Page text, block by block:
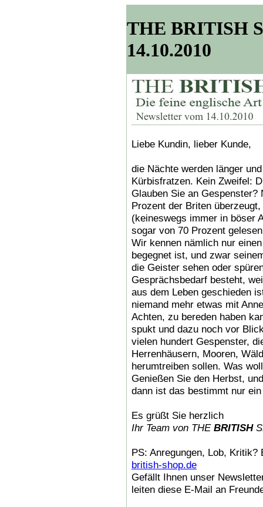
THE BRITISH
14.10.2010
Liebe Kundin, lieber Kunde,
die Nächte werden länger
Kürbisfratzen. Kein Zweifel:
Glauben Sie an Gespenster?
Prozent der Briten
(keineswegs immer in böser
sogar von 70 Prozent
Wir kennen nämlich nur
begegnet ist, und zwar
die Geister sehen oder
Gesprächsbedarf besteht,
aus dem Leben geschieden
niemand mehr etwas mit
Achten, zu bereden haben
spukt und dazu noch vor
vielen hundert Gespenster,
Herrenhäusern, Mooren,
herumtreiben sollen. Was
Genießen Sie den Herbst,
dann ist das bestimmt nur
Es grüßt Sie herzlich
Ihr Team von THE BRITISH
PS: Anregungen, Lob,
british-shop.de
Gefällt Ihnen unser
leiten diese E-Mail an